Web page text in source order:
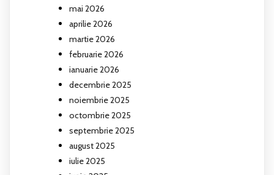
mai 2026
aprilie 2026
martie 2026
februarie 2026
ianuarie 2026
decembrie 2025
noiembrie 2025
octombrie 2025
septembrie 2025
august 2025
iulie 2025